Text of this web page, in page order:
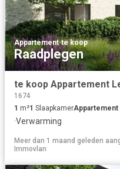
Appartement·te koop
Raadplegen
te koop Appartement
1674
1 m²1 SlaapkamerAppartement
·Verwarming
Meer dan 1 maand geleden
Immovlan